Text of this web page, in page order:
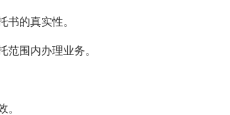
书的真实性。
范围内办理业务。
。